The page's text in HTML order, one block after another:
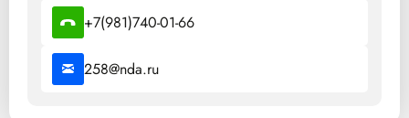
+7(981)740-01-66
258@nda.ru